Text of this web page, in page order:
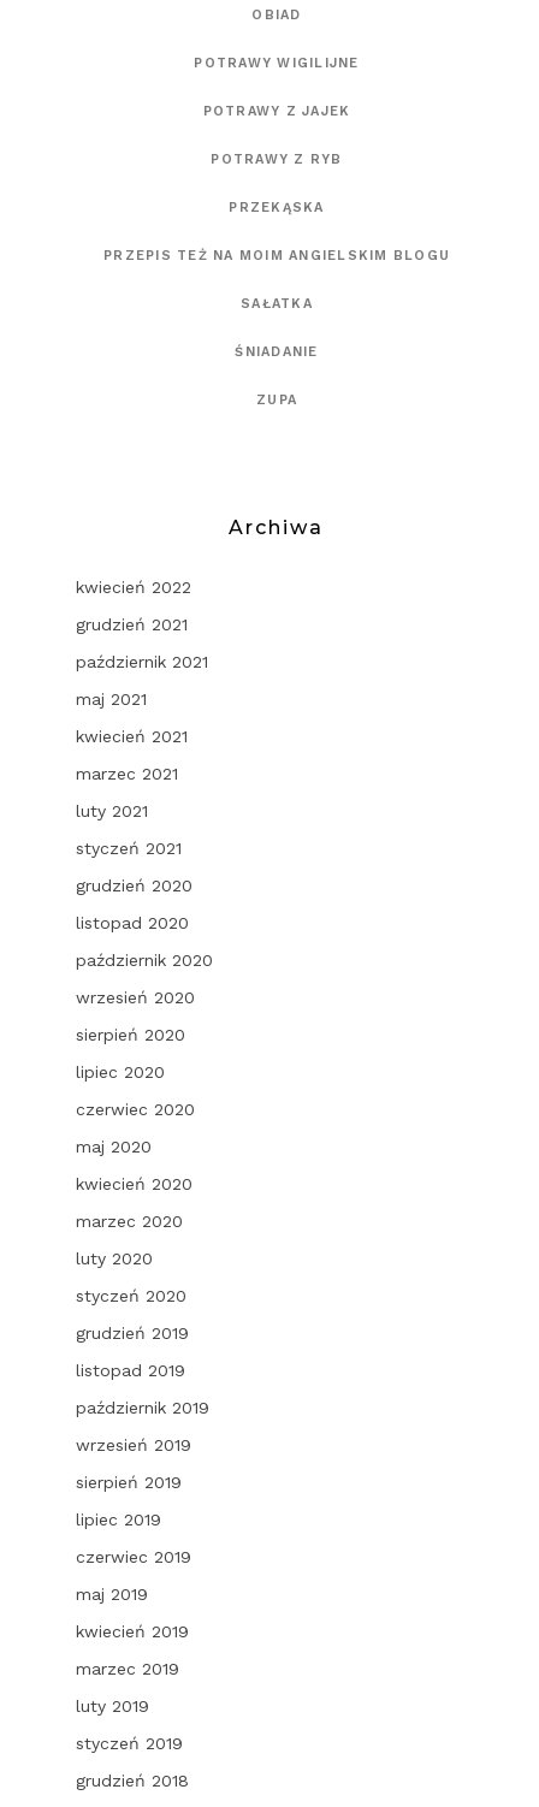
OBIAD
POTRAWY WIGILIJNE
POTRAWY Z JAJEK
POTRAWY Z RYB
PRZEKĄSKA
PRZEPIS TEŻ NA MOIM ANGIELSKIM BLOGU
SAŁATKA
ŚNIADANIE
ZUPA
Archiwa
kwiecień 2022
grudzień 2021
październik 2021
maj 2021
kwiecień 2021
marzec 2021
luty 2021
styczeń 2021
grudzień 2020
listopad 2020
październik 2020
wrzesień 2020
sierpień 2020
lipiec 2020
czerwiec 2020
maj 2020
kwiecień 2020
marzec 2020
luty 2020
styczeń 2020
grudzień 2019
listopad 2019
październik 2019
wrzesień 2019
sierpień 2019
lipiec 2019
czerwiec 2019
maj 2019
kwiecień 2019
marzec 2019
luty 2019
styczeń 2019
grudzień 2018